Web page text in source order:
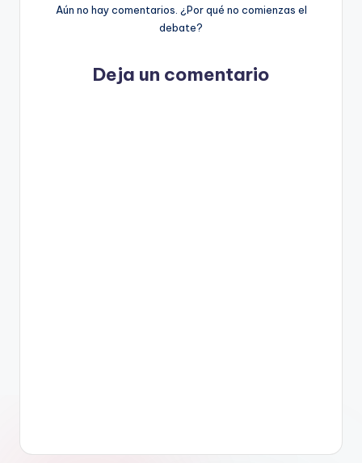
Aún no hay comentarios. ¿Por qué no comienzas el
debate?
Deja un comentario